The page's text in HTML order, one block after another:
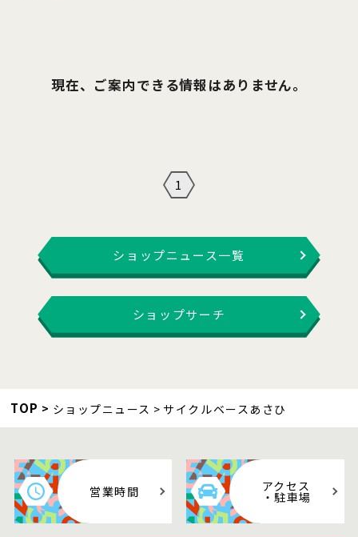
現在、ご案内できる情報はありません。
1
ショップニュース一覧
ショップサーチ
TOP ショップニュース サイクルベースあさひ
営業時間 アクセス
・駐車場